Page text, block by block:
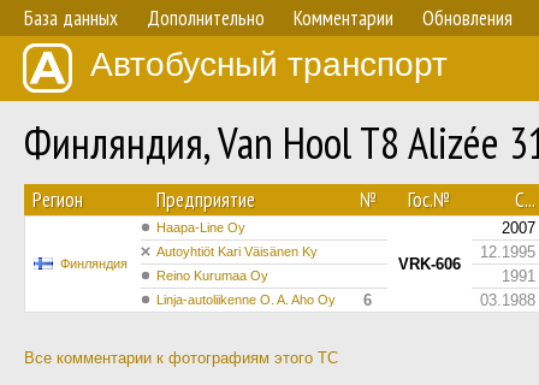
База данных Дополнительно Комментарии Обновления
Автобусный транспорт
Финляндия, Van Hool T8 Alizée
Регион Предприятие № Гос.№ С...
Финляндия
Haapa-Line Oy
VRK-606
2007
Autoyhtiöt Kari Väisänen Ky 12.1995
Reino Kurumaa Oy 1991
Linja-autoliikenne O. A. Aho Oy 6 03.1988
Все комментарии к фотографиям этого ТС